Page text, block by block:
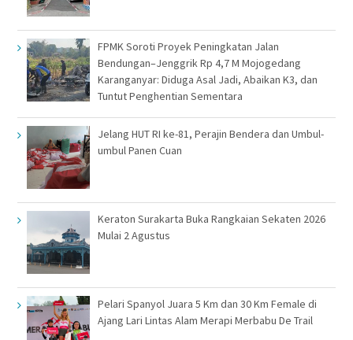
FPMK Soroti Proyek Peningkatan Jalan
Bendungan–Jenggrik Rp 4,7 M Mojogedang
Karanganyar: Diduga Asal Jadi, Abaikan K3, dan
Tuntut Penghentian Sementara
Jelang HUT RI ke-81, Perajin Bendera dan Umbul-
umbul Panen Cuan
Keraton Surakarta Buka Rangkaian Sekaten 2026
Mulai 2 Agustus
Pelari Spanyol Juara 5 Km dan 30 Km Female di
Ajang Lari Lintas Alam Merapi Merbabu De Trail